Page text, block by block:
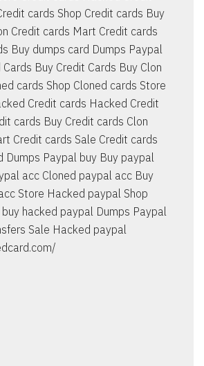
cards Shop Credit cards Buy
Credit cards Mart Credit cards
Buy dumps card Dumps Paypal
Cards Buy Credit Cards Buy Clon
cards Shop Cloned cards Store
Credit cards Hacked Credit
cards Buy Credit cards Clon
Credit cards Sale Credit cards
Dumps Paypal buy Buy paypal
acc Cloned paypal acc Buy
Store Hacked paypal Shop
hacked paypal Dumps Paypal
Sale Hacked paypal